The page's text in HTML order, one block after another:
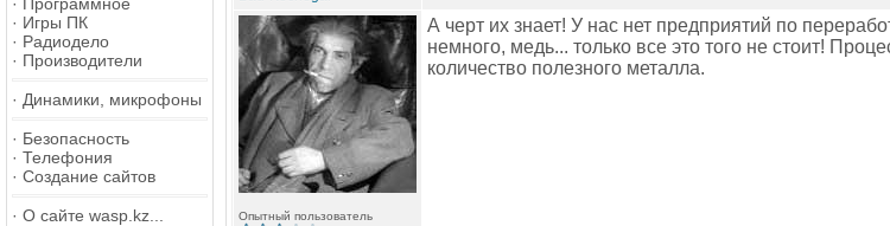
· Игры ПК
· Радиодело
· Производители
· Динамики, микрофоны
· Безопасность
· Телефония
· Создание сайтов
· О сайте wasp.kz... Опытный пользователь
А черт их знает! У нас нет предприятий по
немного, медь... только все это того не стоит!
количество полезного металла.